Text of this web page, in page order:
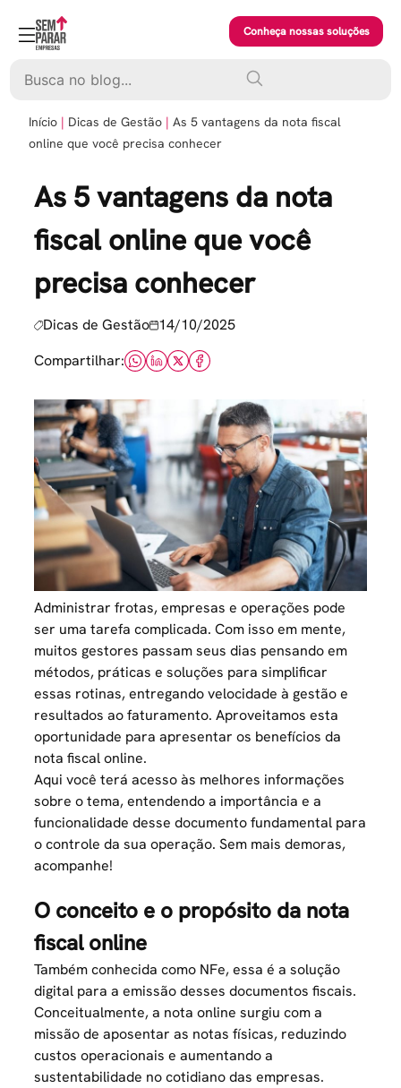
content
Conheça nossas soluções
Início Dicas de Gestão
As 5 vantagens da nota fiscal
online que você precisa conhecer
As 5 vantagens da nota
fiscal online que você
precisa conhecer
Dicas de Gestão 14/10/2025
Compartilhar:
Administrar frotas, empresas e operações pode
ser uma tarefa complicada. Com isso em mente,
muitos gestores passam seus dias pensando em
métodos, práticas e soluções para simplificar
essas rotinas, entregando velocidade à gestão e
resultados ao faturamento. Aproveitamos esta
oportunidade para apresentar os benefícios da
nota fiscal online.
Aqui você terá acesso às melhores informações
sobre o tema, entendendo a importância e a
funcionalidade desse documento fundamental para
o controle da sua operação. Sem mais demoras,
acompanhe!
O conceito e o propósito da nota
fiscal online
Também conhecida como NFe, essa é a solução
digital para a emissão desses documentos fiscais.
Conceitualmente, a nota online surgiu com a
missão de aposentar as notas físicas, reduzindo
custos operacionais e aumentando a
sustentabilidade no cotidiano das empresas.